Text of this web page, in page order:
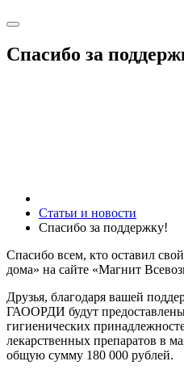
Спасибо за
Статьи и новости
Спасибо за поддержку!
Спасибо всем, кто оставил
дома» на сайте «Магнит
Друзья, благодаря вашей
ГАООРДИ будут
гигиенических
лекарственных препаратов в
общую сумму 180 000 рублей.